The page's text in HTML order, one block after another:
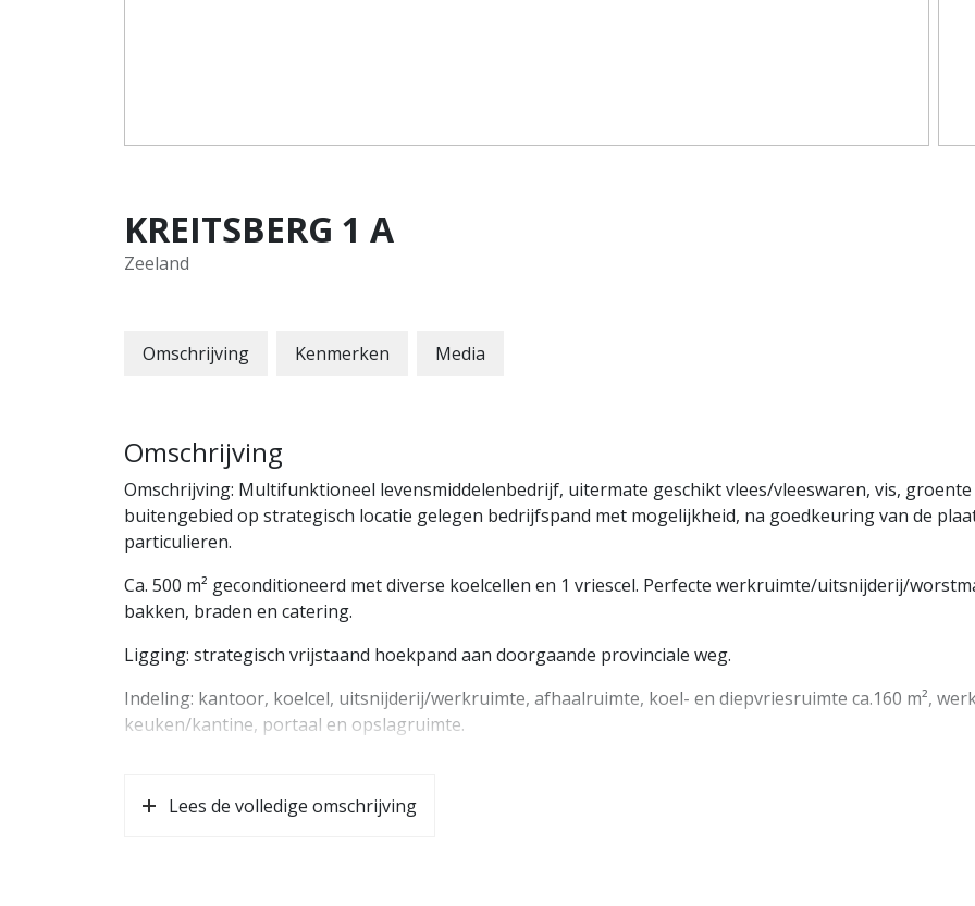
KREITSBERG 1 A
Zeeland
Omschrijving Kenmerken Media
Omschrijving
Omschrijving: Multifunktioneel levensmiddelenbedrijf, uitermate geschikt vlees/vleeswaren, vis,
buitengebied op strategisch locatie gelegen bedrijfspand met mogelijkheid, na goedkeuring van de
particulieren.
Ca. 500 m² geconditioneerd met diverse koelcellen en 1 vriescel. Perfecte werkruimte/uitsnijderij/
bakken, braden en catering.
Ligging: strategisch vrijstaand hoekpand aan doorgaande provinciale weg.
Indeling: kantoor, koelcel, uitsnijderij/werkruimte, afhaalruimte, koel- en diepvriesruimte ca.160 m²,
keuken/kantine, portaal en opslagruimte.
Parkeren: ruimschoots ca. 10-tal eigen parkeerplaatsen.
Lees de volledige omschrijving